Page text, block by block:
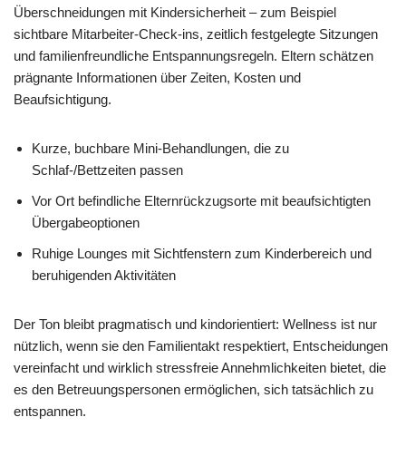
Überschneidungen mit Kindersicherheit – zum Beispiel
sichtbare Mitarbeiter-Check-ins, zeitlich festgelegte Sitzungen
und familienfreundliche Entspannungsregeln. Eltern schätzen
prägnante Informationen über Zeiten, Kosten und
Beaufsichtigung.
Kurze, buchbare Mini‑Behandlungen, die zu
Schlaf‑/Bettzeiten passen
Vor Ort befindliche Elternrückzugsorte mit beaufsichtigten
Übergabeoptionen
Ruhige Lounges mit Sichtfenstern zum Kinderbereich und
beruhigenden Aktivitäten
Der Ton bleibt pragmatisch und kindorientiert: Wellness ist nur
nützlich, wenn sie den Familientakt respektiert, Entscheidungen
vereinfacht und wirklich stressfreie Annehmlichkeiten bietet, die
es den Betreuungspersonen ermöglichen, sich tatsächlich zu
entspannen.